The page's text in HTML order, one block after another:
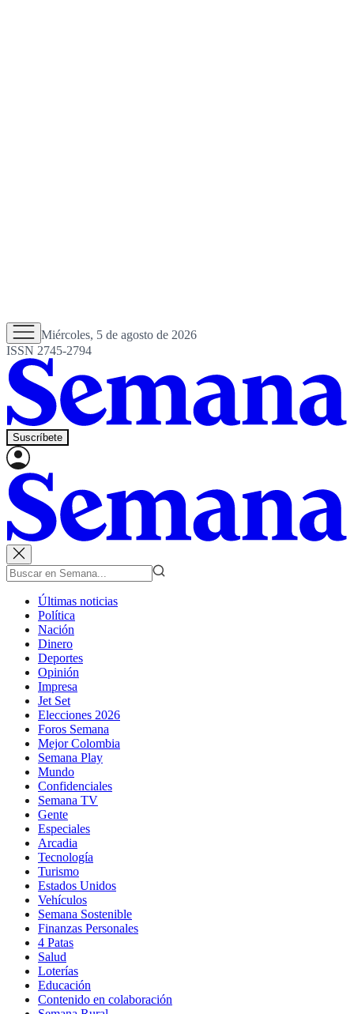
Miércoles, 5 de agosto de 2026
ISSN 2745-2794
Suscríbete
Últimas noticias
Política
Nación
Dinero
Deportes
Opinión
Impresa
Jet Set
Elecciones 2026
Foros Semana
Mejor Colombia
Semana Play
Mundo
Confidenciales
Semana TV
Gente
Especiales
Arcadia
Tecnología
Turismo
Estados Unidos
Vehículos
Semana Sostenible
Finanzas Personales
4 Patas
Salud
Loterías
Educación
Contenido en colaboración